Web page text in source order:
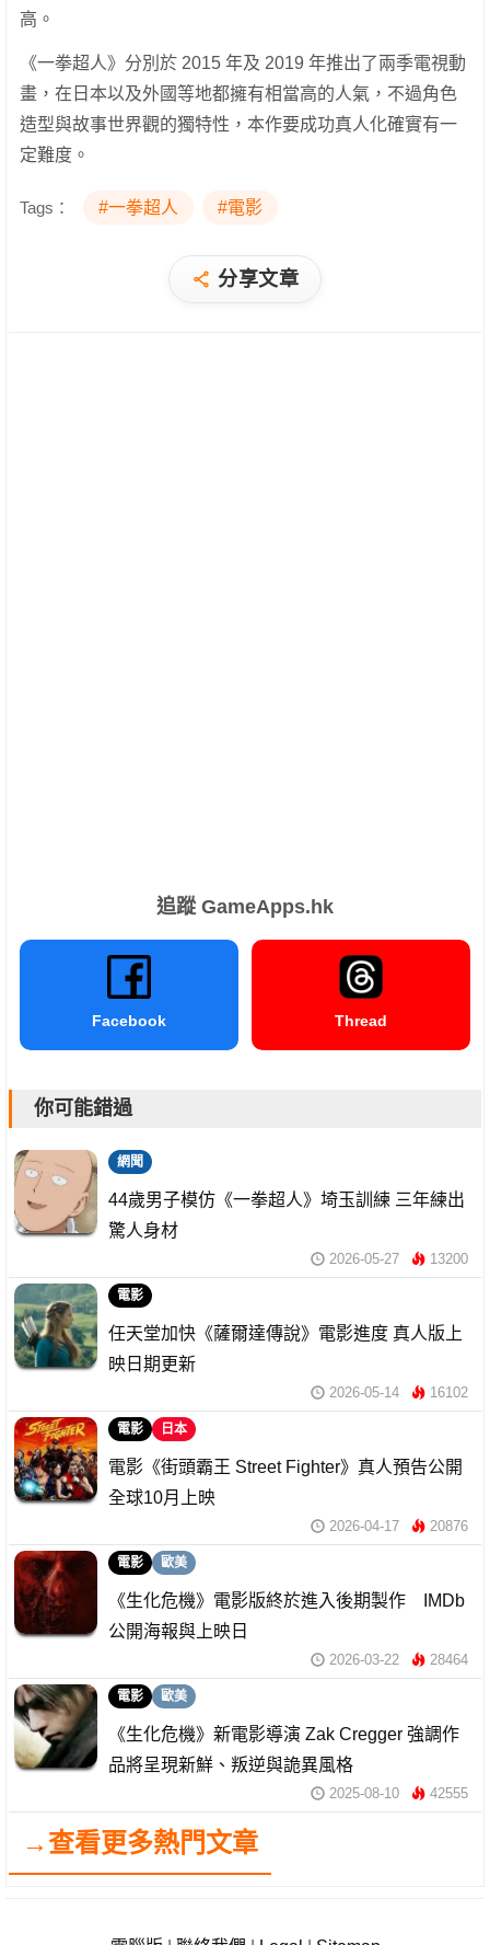
高。
《一拳超人》分別於 2015 年及 2019 年推出了兩季電視動
畫，在日本以及外國等地都擁有相當高的人氣，不過角色
造型與故事世界觀的獨特性，本作要成功真人化確實有一
定難度。
Tags： #一拳超人 #電影
分享文章
追蹤 GameApps.hk
Facebook Thread
你可能錯過
網聞
44歲男子模仿《一拳超人》埼玉訓練 三年練出
驚人身材
2026-05-27 13200
電影
任天堂加快《薩爾達傳說》電影進度 真人版上
映日期更新
2026-05-14 16102
電影 日本
電影《街頭霸王 Street Fighter》真人預告公開
全球10月上映
2026-04-17 20876
電影 歐美
《生化危機》電影版終於進入後期製作 IMDb
公開海報與上映日
2026-03-22 28464
電影 歐美
《生化危機》新電影導演 Zak Cregger 強調作
品將呈現新鮮、叛逆與詭異風格
2025-08-10 42555
→查看更多熱門文章